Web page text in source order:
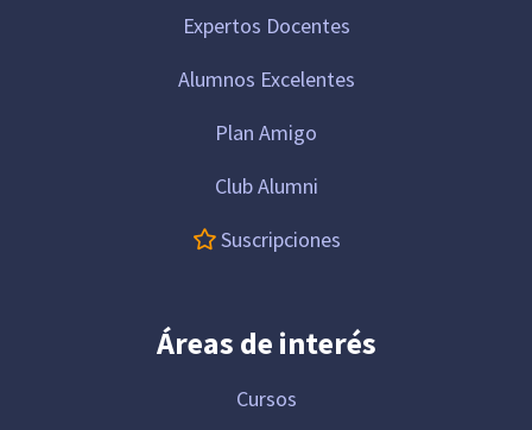
Expertos Docentes
Alumnos Excelentes
Plan Amigo
Club Alumni
Suscripciones
Áreas de interés
Cursos